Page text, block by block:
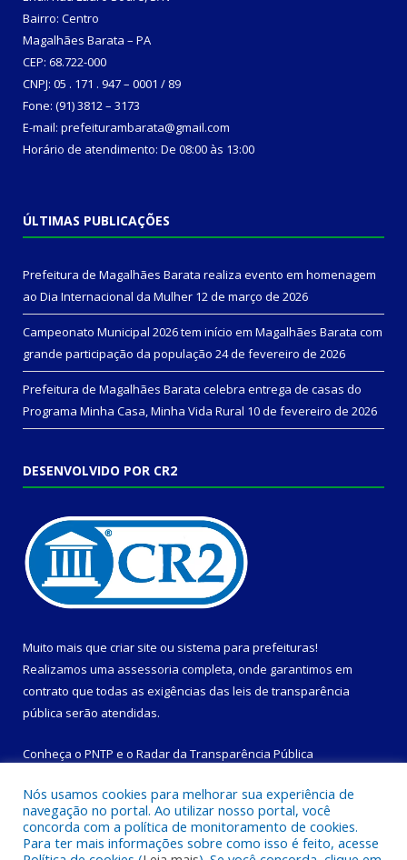
Bairro: Centro
Magalhães Barata – PA
CEP: 68.722-000
CNPJ: 05 . 171 . 947 – 0001 / 89
Fone: (91) 3812 – 3173
E-mail: prefeiturambarata@gmail.com
Horário de atendimento: De 08:00 às 13:00
ÚLTIMAS PUBLICAÇÕES
Prefeitura de Magalhães Barata realiza evento em homenagem
ao Dia Internacional da Mulher 12 de março de 2026
Campeonato Municipal 2026 tem início em Magalhães Barata com
grande participação da população 24 de fevereiro de 2026
Prefeitura de Magalhães Barata celebra entrega de casas do
Programa Minha Casa, Minha Vida Rural 10 de fevereiro de 2026
DESENVOLVIDO POR CR2
Muito mais que criar site ou sistema para prefeituras!
Realizamos uma assessoria completa, onde garantimos em
contrato que todas as exigências das leis de transparência
pública serão atendidas.
Conheça o PNTP e o Radar da Transparência Pública
Todos os direitos reservados a Prefeitura Municipal de
Nós usamos cookies para melhorar sua experiência de
navegação no portal. Ao utilizar nosso portal, você
concorda com a política de monitoramento de cookies.
Para ter mais informações sobre como isso é feito, acesse